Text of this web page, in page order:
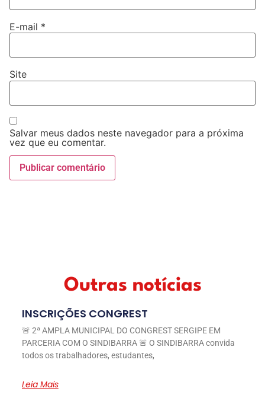
E-mail *
Site
Salvar meus dados neste navegador para a próxima
vez que eu comentar.
Outras notícias
INSCRIÇÕES CONGREST
🚨 2ª AMPLA MUNICIPAL DO CONGREST SERGIPE EM
PARCERIA COM O SINDIBARRA 🚨 O SINDIBARRA convida
todos os trabalhadores, estudantes,
Leia Mais